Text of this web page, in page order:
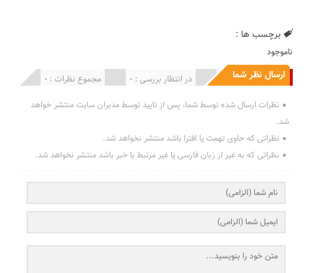
برچسب ها :
ناموجود
ارسال نظر شما مجموع نظرات : 0 در انتظار بررسی : 0 انتشار یافته : 0
نظرات ارسال شده توسط شما، پس از تایید توسط مدیران سایت منتشر خواهد
شد.
نظراتی که حاوی تهمت یا افترا باشد منتشر نخواهد شد.
نظراتی که به غیر از زبان فارسی یا غیر مرتبط با خبر باشد منتشر نخواهد شد.